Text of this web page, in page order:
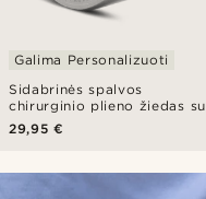
Sidabrinės spalvos
chirurginio plieno žiedas su
kompaso ženklu
Galima Personalizuoti
29,95 €